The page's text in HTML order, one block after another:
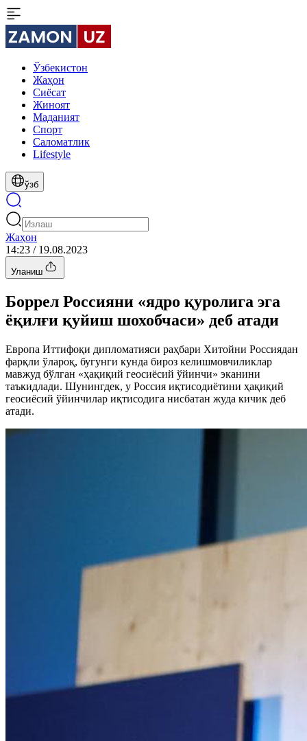
Ўзбекистон
Жаҳон
Сиёсат
Жиноят
Маданият
Спорт
Cаломатлик
Lifestyle
ўзб
Жаҳон
14:23 / 19.08.2023
Уланиш
Боррел Россияни «ядро қуролига эга
ёқилғи қуйиш шохобчаси» деб атади
Европа Иттифоқи дипломатияси раҳбари Хитойни Россиядан
фарқли ўлароқ, бугунги кунда бироз келишмовчиликлар
мавжуд бўлган «ҳақиқий геосиёсий ўйинчи» эканини
таъкидлади. Шунингдек, у Россия иқтисодиётини ҳақиқий
геосиёсий ўйинчилар иқтисодига нисбатан жуда кичик деб
атади.